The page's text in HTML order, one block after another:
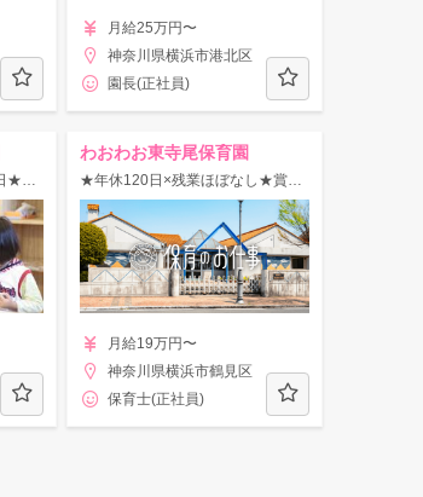
月給25万円〜
神奈川県横浜市港北区
園長(正社員)
★月給21.8万円～×年休126日★駅チカ！豊富な休暇制度＆福利厚生も充実◎
わおわお東寺尾保育園
★年休120日×残業ほぼなし★賞与平均3.1ヶ月！家賃補助7.5万円ほか厚待遇！
月給19万円〜
神奈川県横浜市鶴見区
保育士(正社員)